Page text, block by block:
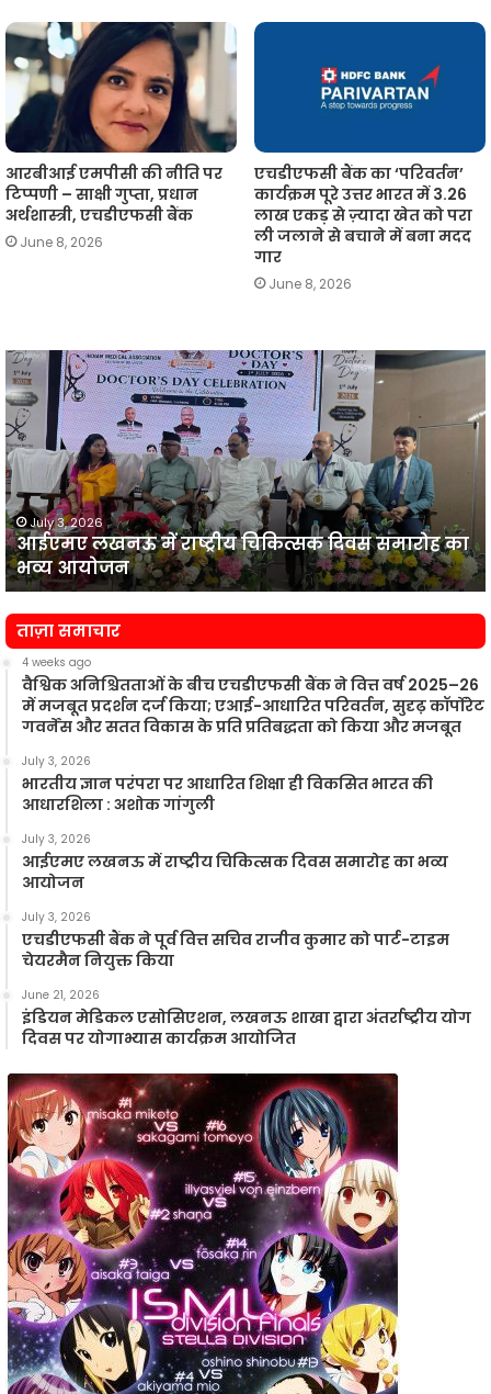
आरबीआई एमपीसी की नीति पर
टिप्पणी – साक्षी गुप्ता, प्रधान
अर्थशास्त्री, एचडीएफसी बैंक
June 8, 2026
एचडीएफसी बैंक का ‘परिवर्तन’
कार्यक्रम पूरे उत्तर भारत में 3.26
लाख एकड़ से ज़्यादा खेत को परा
ली जलाने से बचाने में बना मदद
गार
June 8, 2026
आईएमए
लखनऊ
में
राष्ट्रीय
चिकित्सक
दिवस
समारोह
का
भव्य
आयोजन
July 3, 2026
आईएमए लखनऊ में राष्ट्रीय चिकित्सक दिवस समारोह का
भव्य आयोजन
ताज़ा समाचार
4 weeks ago
वैश्विक अनिश्चितताओं के बीच एचडीएफसी बैंक ने वित्त वर्ष 2025–26
में मजबूत प्रदर्शन दर्ज किया; एआई-आधारित परिवर्तन, सुदृढ़ कॉर्पोरेट
गवर्नेंस और सतत विकास के प्रति प्रतिबद्धता को किया और मजबूत
July 3, 2026
भारतीय ज्ञान परंपरा पर आधारित शिक्षा ही विकसित भारत की
आधारशिला : अशोक गांगुली
July 3, 2026
आईएमए लखनऊ में राष्ट्रीय चिकित्सक दिवस समारोह का भव्य
आयोजन
July 3, 2026
एचडीएफसी बैंक ने पूर्व वित्त सचिव राजीव कुमार को पार्ट-टाइम
चेयरमैन नियुक्त किया
June 21, 2026
इंडियन मेडिकल एसोसिएशन, लखनऊ शाखा द्वारा अंतर्राष्ट्रीय योग
दिवस पर योगाभ्यास कार्यक्रम आयोजित